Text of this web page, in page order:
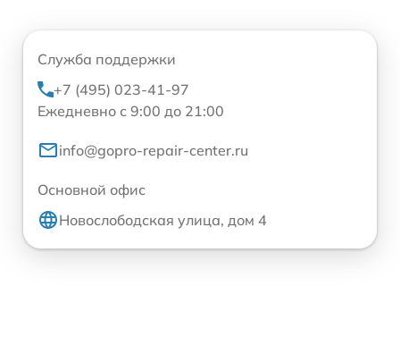
Служба поддержки
+7 (495) 023-41-97
Ежедневно с 9:00 до 21:00
info@gopro-repair-center.ru
Основной офис
Новослободская улица, дом 4